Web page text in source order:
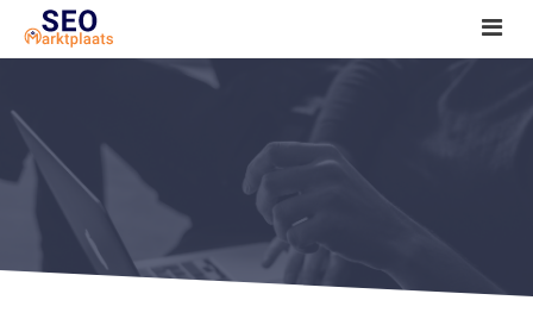
SEO tools reviews
Marketeer bij jou in de buurt?
Offerte
1. Seo voor beginners +
2. Onderzoeken +